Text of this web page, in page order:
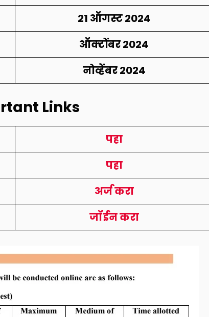
21 ऑगस्ट 2024
ऑक्टोंबर 2024
नोव्हेंबर 2024
Links
पहा
पहा
अर्ज करा
जॉईन करा